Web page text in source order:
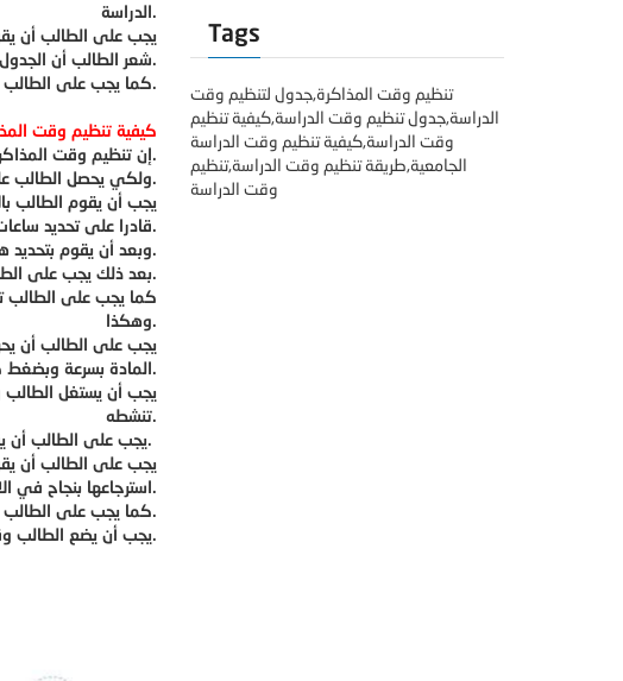
Tags
تنظيم وقت المذاكرة,جدول لتنظيم وقت
الدراسة,جدول تنظيم وقت الدراسة,كيفية تنظيم
وقت الدراسة,كيفية تنظيم وقت الدراسة
الجامعية,طريقة تنظيم وقت الدراسة,تنظيم
وقت الدراسة
الدراسة.
شعر الطالب أن الجدول الذي وضعه ملائم له فعليه الاستمرار به.
كما يجب على الطالب أن يقوم مواده في أوقات الفراغ، وذلك من أجل أن يقوم بالتخفيف من الضغط الموجود في وقت الدراسة.
كيفية تنظيم وقت
إن تنظيم وقت المذاكرة يلعب دورا كبيرا في تحقيق الطالب للدرجات العالية، وبالتالي النجاح في المادة الدراسية التي يقوم بدراستها.
ولكي يحصل الطالب على الدرجات العالية عليه أن يقوم بالدراسة بشكل منظم، كما عليه أن يوفق بين أنشطته ودراسته.
يجب أن يقوم الطالب
قادرا على تحديد ساعات الدراسة الكلية التي تحتاجها هذه المادة.
وبعد أن يقوم بتحديد هذه الساعات يقوم بتوزيعها على الأيام مع الحرص على ترك يومين إضافيين من أجل الحالات الطارئة، ومن أجل المراجعة ببطء.
بعد ذلك يجب على الطالب تحديد ساعات الدراسة اليومية، وساعات الأنشطة وفق جدول معين، ومن ثم يجب أن يبدأ الدراسة وفق هذا الجدول.
كما يجب على الطالب
وهكذا.
يجب على الطالب أن
المادة بسرعة وبضغط كبير، وبالتالي قد يقل تركيزه ويتعرض للتعب والإرهاق، وبالتالي يقل إنتاجه.
يجب أن يستغل الطالب
تنشطه.
يجب على الطالب أن يقوم بتدوين الملاحظات التي تساعده على مراجعة المادة بسرعة.
يجب على الطالب أن
استرجاعها بنجاح في الامتحان.
كما يجب على الطالب عند حفظ جزء من المادة أن يقوم بتكراره حتى يتأكد من اتقانه له.
يجب أن يضع الطالب وقت كافي لمراجعة المادة، ويستطيع الاستعانة بالأصدقاء والعائلة من أجل أن يقوموا باختباره فيما درسه.